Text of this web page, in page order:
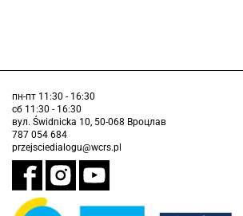
пн-пт 11:30 - 16:30
сб 11:30 - 16:30
вул. Świdnicka 10, 50-068 Вроцлав
787 054 684
przejsciedialogu@wcrs.pl